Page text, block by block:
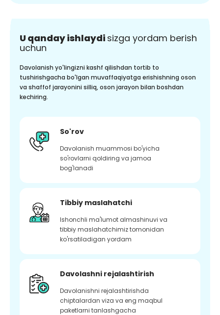
U qanday ishlaydi sizga yordam berish
uchun
Davolanish yo'lingizni kashf qilishdan tortib to
tushirishgacha bo'lgan muvaffaqiyatga erishishning oson
va shaffof jarayonini silliq, oson jarayon bilan boshdan
kechiring.
So'rov
Davolanish muammosi bo'yicha
so'rovlarni qoldiring va jamoa
bog'lanadi
Tibbiy maslahatchi
Ishonchli ma'lumot almashinuvi va
tibbiy maslahatchimiz tomonidan
ko'rsatiladigan yordam
Davolashni rejalashtirish
Davolanishni rejalashtirishda
chiptalardan viza va eng maqbul
paketlarni tanlashgacha